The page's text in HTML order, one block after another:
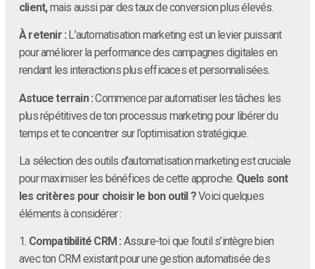
client,mais aussi par des taux de conversion plus élevés.
À retenir : L’automatisation marketing est un levier puissant
pour améliorer la performance des campagnes digitales en
rendant les interactions plus efficaces et personnalisées.
Astuce terrain :Commence par automatiser les tâches les
plus répétitives de ton processus marketing pour libérer du
temps et te concentrer sur l’optimisation stratégique.
La sélection des outils d’automatisation marketing est cruciale
pour maximiser les bénéfices de cette approche. Quels sont
les critères pour choisir le bon outil ?Voici quelques
éléments à considérer :
1. Compatibilité CRM : Assure-toi que l’outil s’intègre bien
avec ton CRM existant pour une gestion automatisée des